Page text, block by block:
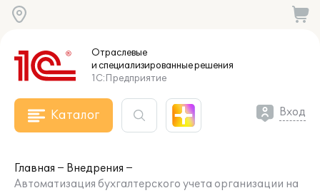
Отраслевые
и специализированныерешения
1С:Предприятие
Каталог Вход
Главная
Внедрения
Автоматизация бухгалтерского учета организации на